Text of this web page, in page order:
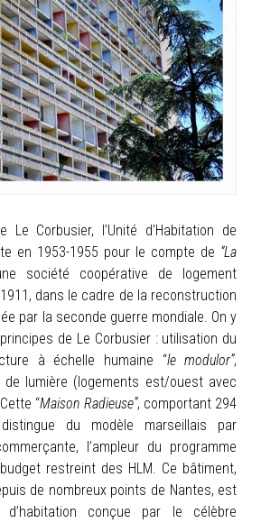
Corbusier, l’Unité d’Habitation de
en 1953-1955 pour le compte de “La
société coopérative de logement
dans le cadre de la reconstruction
par la seconde guerre mondiale. On y
de Le Corbusier : utilisation du
à échelle humaine “le modulor”,
de lumière (logements est/ouest avec
“Maison Radieuse”, comportant 294
du modèle marseillais par
l’ampleur du programme
restreint des HLM. Ce bâtiment,
de nombreux points de Nantes, est
conçue par le célèbre